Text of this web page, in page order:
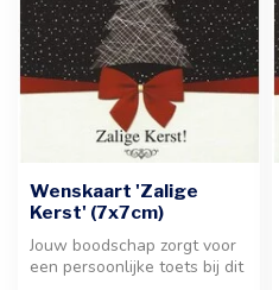
Wenskaart 'Zalige
Kerst' (7x7cm)
Jouw boodschap zorgt voor
een persoonlijke toets bij dit